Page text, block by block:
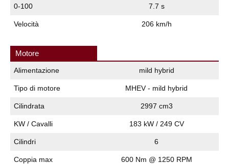
0-100 7.7 s
Velocità 206 km/h
Motore
Alimentazione mild hybrid
Tipo di motore MHEV - mild hybrid
Cilindrata 2997 cm3
KW / Cavalli 183 kW / 249 CV
Cilindri 6
Coppia max 600 Nm @ 1250 RPM